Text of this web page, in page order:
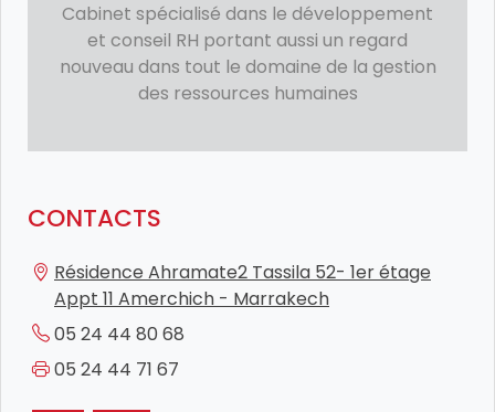
Cabinet spécialisé dans le développement
et conseil RH portant aussi un regard
nouveau dans tout le domaine de la gestion
des ressources humaines
CONTACTS
Résidence Ahramate2 Tassila 52- 1er étage
Appt 11 Amerchich - Marrakech
05 24 44 80 68
05 24 44 71 67